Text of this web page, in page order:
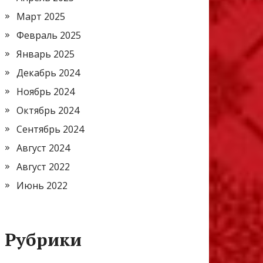
Март 2025
Февраль 2025
Январь 2025
Декабрь 2024
Ноябрь 2024
Октябрь 2024
Сентябрь 2024
Август 2024
Август 2022
Июнь 2022
Рубрики